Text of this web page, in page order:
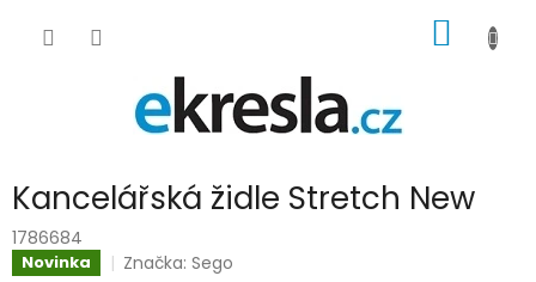
KOŠÍK
Kancelářská židle Stretch New
1786684
Novinka Značka:Sego